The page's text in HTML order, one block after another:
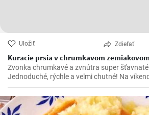
Uložiť Zdieľať
Kuracie prsia v chrumkavom
Zvonka chrumkavé a zvnútra super
Jednoduché, rýchle a velmi chutné! Na
stvorené 😍